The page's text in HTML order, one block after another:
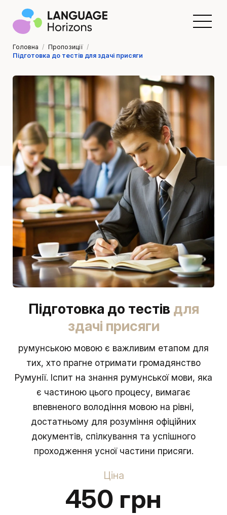
Головна / Пропозиції /
Підготовка до тестів для здачі присяги
Підготовка до тестів для
здачі присяги
румунською мовою є важливим етапом для
тих, хто прагне отримати громадянство
Румунії. Іспит на знання румунської мови, яка
є частиною цього процесу, вимагає
впевненого володіння мовою на рівні,
достатньому для розуміння офіційних
документів, спілкування та успішного
проходження усної частини присяги.
Ціна
450 грн